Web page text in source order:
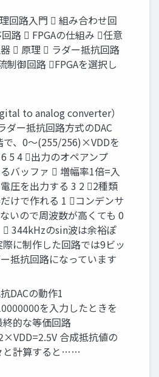
回路入門  組み合わせ回
路  FPGAの仕組み 任意
 原理  ラダー抵抗回路
制御回路 FPGAを選択し
to analog converter）
ダー抵抗回路方式のDAC
で、0～(255/256)×VDDを
5 4 出力のオペアンプ
バッファ  増幅率1倍=入
圧を出力する 3 2 2種類
けで作れる 1 コンデンサ
いので周波数が高くても 0
 344kHzのsin波は余裕ぽ
際に制作した回路では9ビッ
抵抗回路になっています
DACの動作1
を入力したときを
的な等価回路
合成抵抗値の
と計算すると……